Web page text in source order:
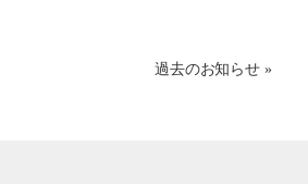
過去のお知らせ »